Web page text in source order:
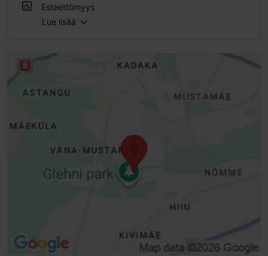
Esteettömyys
Luiska (> = 10 %)
Portaat - ilman kaidetta
Sisäänkäynnin päällyste huonokuntoinen
Lue lisää